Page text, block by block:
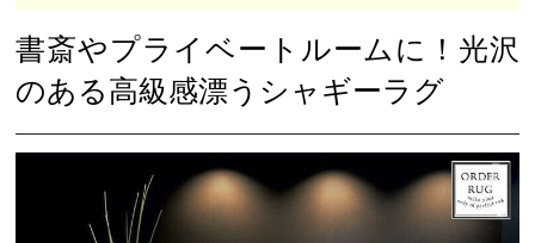
書斎やプライベートルームに！光沢
のある高級感漂うシャギーラグ